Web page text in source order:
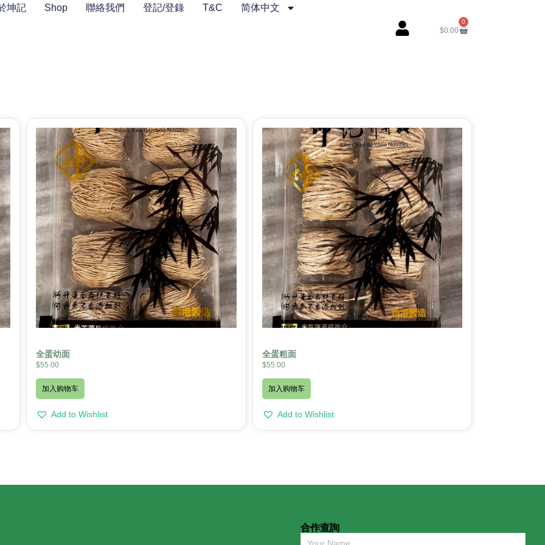
坤記 Shop 聯絡我們 登記/登錄 T&C 简体中文
$0.00
0
全蛋幼面
$55.00
加入购物车
Add to Wishlist
全蛋粗面
$55.00
加入购物车
Add to Wishlist
合作查詢